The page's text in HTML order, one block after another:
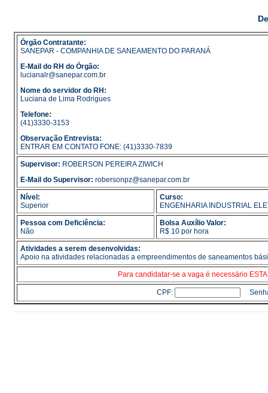
Órgão Contratante:
SANEPAR - COMPANHIA DE SANEAMENTO DO PARANÁ
E-Mail do RH do Órgão:
lucianalr@sanepar.com.br
Nome do servidor do RH:
Luciana de Lima Rodrigues
Telefone:
(41)3330-3153
Observação Entrevista:
ENTRAR EM CONTATO FONE: (41)3330-7839
Supervisor: ROBERSON PEREIRA ZIWICH
E-Mail do Supervisor: robersonpz@sanepar.com.br
Nível:
Superior
Curso:
ENGENHARIA INDUSTRIAL
Pessoa com Deficiência:
Não
Bolsa Auxílio Valor:
R$ 10 por hora
Atividades a serem desenvolvidas:
Apoio na atividades relacionadas a empreendimentos de saneamentos
Para candidatar-se a vaga é necessário
CPF: